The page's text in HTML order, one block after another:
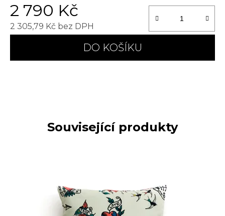
2 790 Kč
2 305,79 Kč bez DPH
DO KOŠÍKU
Související produkty